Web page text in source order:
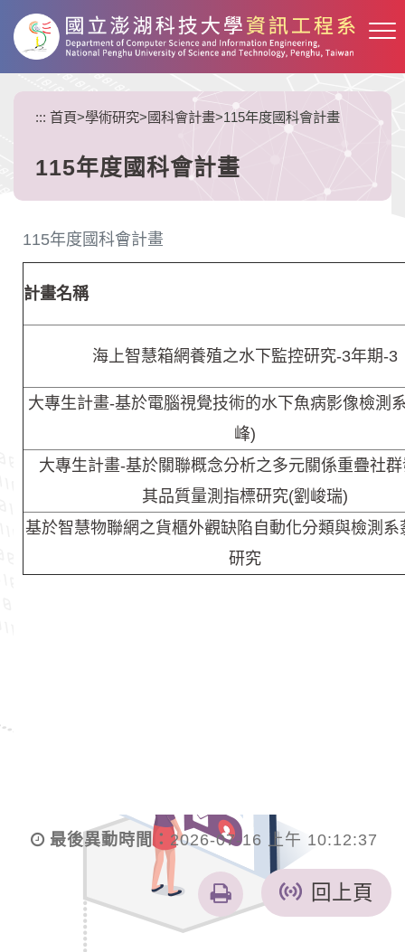
要
::: 首頁>學術研究>國科會計畫>115年度國科會計畫
115年度國科會計畫
115年度國科會計畫
計畫名稱
海上智慧箱網養殖之水下監控研究-3年期-3
大專生計畫-基於電腦視覺技術的水下魚病影像檢測
峰)
大專生計畫-基於關聯概念分析之多元關係重疊社
其品質量測指標研究(劉峻瑞)
基於智慧物聯網之貨櫃外觀缺陷自動化分類與檢測系
研究
最後異動時間： 2026-07-16 上午 10:12:37
友
善
回上頁